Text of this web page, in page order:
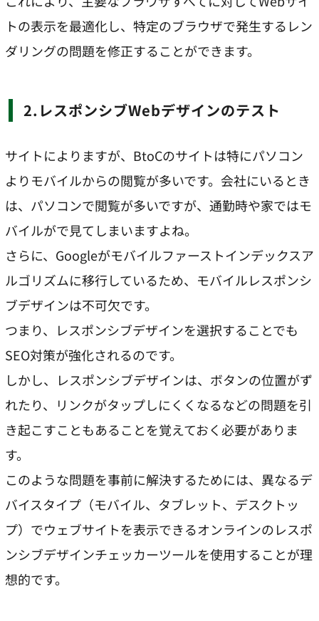
トの表示を最適化し、特定のブラウザで発生するレン
ダリングの問題を修正することができます。
2.レスポンシブWebデザインのテスト
サイトによりますが、BtoCのサイトは特にパソコン
よりモバイルからの閲覧が多いです。会社にいるとき
は、パソコンで閲覧が多いですが、通勤時や家ではモ
バイルがで見てしまいますよね。
さらに、Googleがモバイルファーストインデックスア
ルゴリズムに移行しているため、モバイルレスポンシ
ブデザインは不可欠です。
つまり、レスポンシブデザインを選択することでも
SEO対策が強化されるのです。
しかし、レスポンシブデザインは、ボタンの位置がず
れたり、リンクがタップしにくくなるなどの問題を引
き起こすこともあることを覚えておく必要がありま
す。
このような問題を事前に解決するためには、異なるデ
バイスタイプ（モバイル、タブレット、デスクトッ
プ）でウェブサイトを表示できるオンラインのレスポ
ンシブデザインチェッカーツールを使用することが理
想的です。